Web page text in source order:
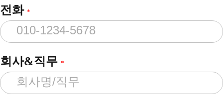
전화 *
회사&직무 *